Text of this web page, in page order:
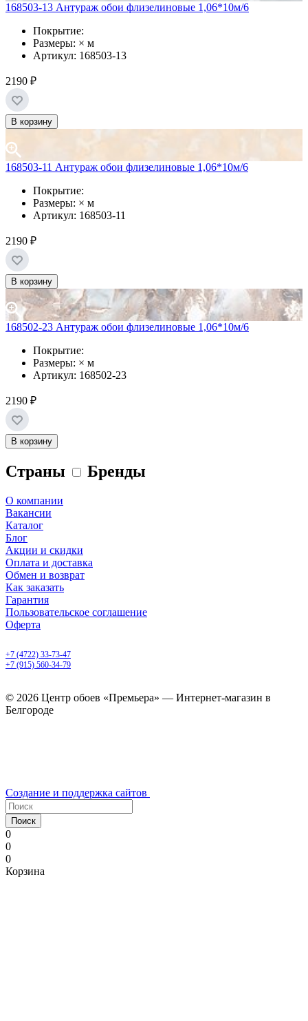
168503-13 Антураж обои флизелиновые 1,06*10м/6
Покрытие:
Размеры: × м
Артикул: 168503-13
2190 ₽
В корзину
168503-11 Антураж обои флизелиновые 1,06*10м/6
Покрытие:
Размеры: × м
Артикул: 168503-11
2190 ₽
В корзину
168502-23 Антураж обои флизелиновые 1,06*10м/6
Покрытие:
Размеры: × м
Артикул: 168502-23
2190 ₽
В корзину
Страны Бренды
О компании
Вакансии
Каталог
Блог
Акции и скидки
Оплата и доставка
Обмен и возврат
Как заказать
Гарантия
Пользовательское соглашение
Оферта
+7 (4722) 33-73-47
+7 (915) 560-34-79
© 2026 Центр обоев «Премьера» — Интернет-магазин в
Белгороде
Создание и поддержка сайтов
Поиск
0
0
0
Корзина